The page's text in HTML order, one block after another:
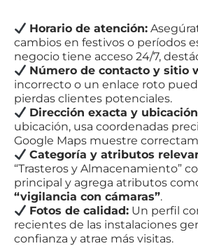
Horario de atención:
cambios en festivos o períodos
negocio tiene acceso 24/7,
Número de contacto y sitio
incorrecto o un enlace roto
pierdas clientes potenciales.
Dirección exacta y
ubicación, usa coordenadas
Google Maps muestre
Categoría y atributos
“Trasteros y Almacenamiento”
principal y agrega atributos
“vigilancia con cámaras”.
Fotos de calidad: Un perfil
recientes de las instalaciones
confianza y atrae más visitas.